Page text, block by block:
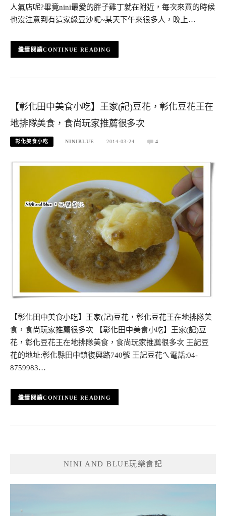
人氣店呢?畢竟nini最愛的胖子雞丁就在附近，每次來買的時候
也沒注意到有這家綠豆沙呢~某天下午來很多人，晚上…
CONTINUE READING
【彰化田中美食小吃】王家(記)豆花，彰化豆花王在
地排隊美食，食尚玩家推薦很多次
彰化美食小吃 NINIBLUE 2014-03-24 4
【彰化田中美食小吃】王家(記)豆花，彰化豆花王在地排隊美
食，食尚玩家推薦很多次 【彰化田中美食小吃】王家(記)豆
花，彰化豆花王在地排隊美食，食尚玩家推薦很多次 王記豆
花的地址:彰化縣田中鎮復興路740號 王記豆花ㄟ電話:04-
8759983…
CONTINUE READING
NINI AND BLUE玩樂食記